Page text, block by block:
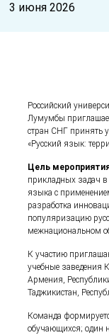
3 июня 2026
Российский
Лумумбы
стран СНГ принять
«Русский язык:
Цель
прикладных задач в
языка с
разработка
популяризацию
межнациональном
К участию
учебные заведения
Армения,
Таджикистан,
Команда
обучающихся; один